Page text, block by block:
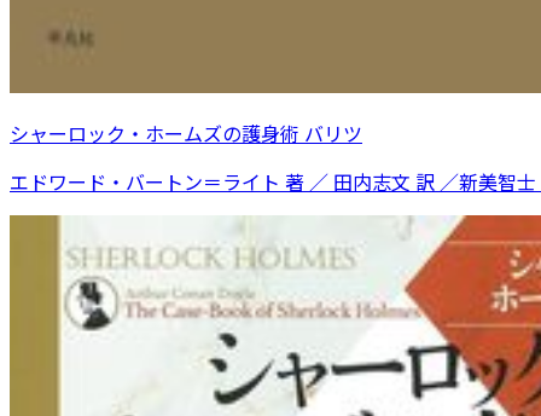
シャーロック・ホームズの護身術 バリツ
エドワード・バートン＝ライト 著 ／ 田内志文 訳 ／新美智